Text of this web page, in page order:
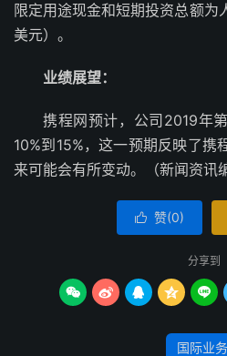
限定用途现金和短期投资总额
美元）。
业绩展望：
携程网预计，公司2019年
10%到15%，这一预期反映了携
来可能会有所变动。（新闻资讯
 赞(0)
分享到
    
国际业务